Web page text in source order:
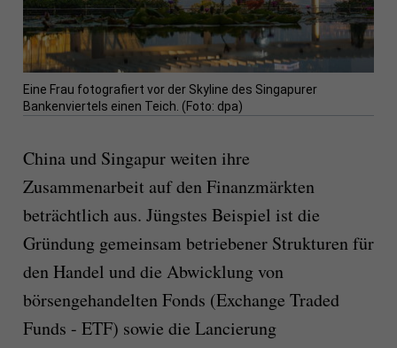
Eine Frau fotografiert vor der Skyline des Singapurer
Bankenviertels einen Teich. (Foto: dpa)
China und Singapur weiten ihre
Zusammenarbeit auf den Finanzmärkten
beträchtlich aus. Jüngstes Beispiel ist die
Gründung gemeinsam betriebener Strukturen für
den Handel und die Abwicklung von
börsengehandelten Fonds (Exchange Traded
Funds - ETF) sowie die Lancierung